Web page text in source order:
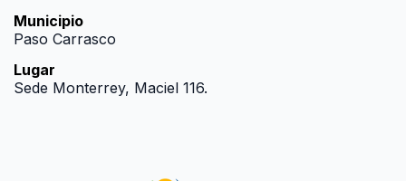
Municipio
Paso Carrasco
Lugar
Sede Monterrey, Maciel 116.